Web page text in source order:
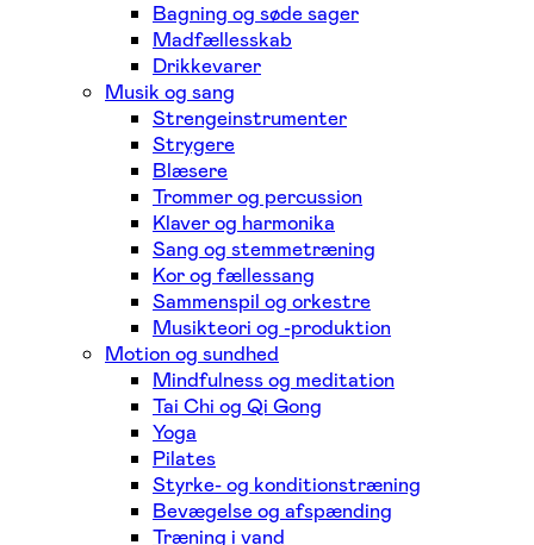
Bagning og søde sager
Madfællesskab
Drikkevarer
Musik og sang
Strengeinstrumenter
Strygere
Blæsere
Trommer og percussion
Klaver og harmonika
Sang og stemmetræning
Kor og fællessang
Sammenspil og orkestre
Musikteori og -produktion
Motion og sundhed
Mindfulness og meditation
Tai Chi og Qi Gong
Yoga
Pilates
Styrke- og konditionstræning
Bevægelse og afspænding
Træning i vand